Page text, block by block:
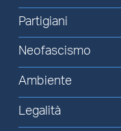
Partigiani
Neofascismo
Ambiente
Legalità